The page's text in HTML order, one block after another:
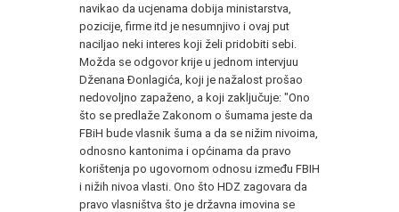
navikao da ucjenama dobija ministarstva,
pozicije, firme itd je nesumnjivo i ovaj put
naciljao neki interes koji želi pridobiti sebi.
Možda se odgovor krije u jednom intervjuu
Dženana Đonlagića, koji je nažalost prošao
nedovoljno zapaženo, a koji zaključuje: "Ono
što se predlaže Zakonom o šumama jeste da
FBiH bude vlasnik šuma a da se nižim nivoima,
odnosno kantonima i općinama da pravo
korištenja po ugovornom odnosu između FBIH
i nižih nivoa vlasti. Ono što HDZ zagovara da
pravo vlasništva što je državna imovina se